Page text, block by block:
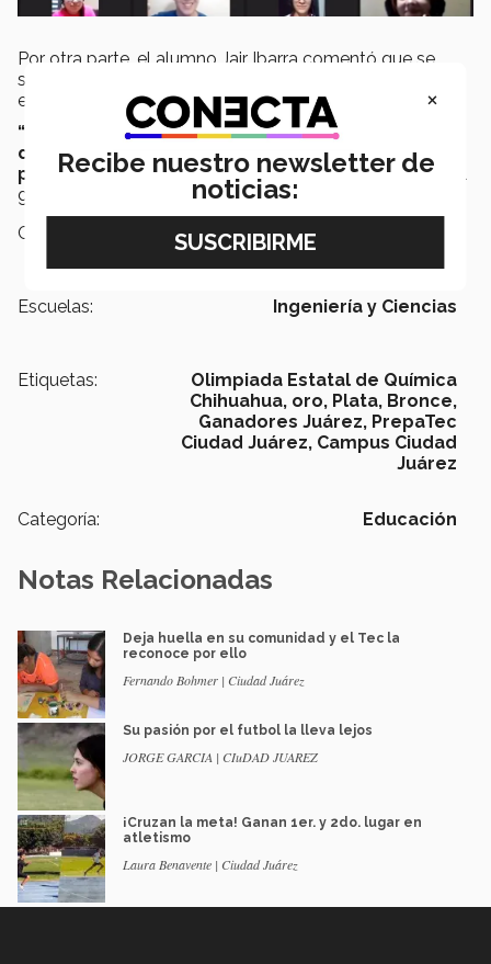
Por otra parte, el alumno Jair Ibarra comentó que se
sintió muy feliz al ver que el tiempo que dedicó a
estudiar rindió frutos satisfactoriamente.
“Puse mis conocimientos en prueba y me
demostré que cuando uno se propone algo, lo
puede lograr con empeño y dedicación”,agrego el
ganador a la medalla de bronce.
Campus:
Escuelas: Ingeniería y Ciencias
Etiquetas:
Olimpiada Estatal de Química
Chihuahua, oro, Plata, Bronce,
Ganadores Juárez, PrepaTec
Ciudad Juárez, Campus Ciudad
Juárez
Categoría: Educación
Notas Relacionadas
Deja huella en su comunidad y el Tec la
reconoce por ello
Fernando Bohmer | Ciudad Juárez
Su pasión por el futbol la lleva lejos
JORGE GARCIA | CIuDAD JUAREZ
¡Cruzan la meta! Ganan 1er. y 2do. lugar en
atletismo
Laura Benavente | Ciudad Juárez
×
Recibe nuestro newsletter de
noticias: